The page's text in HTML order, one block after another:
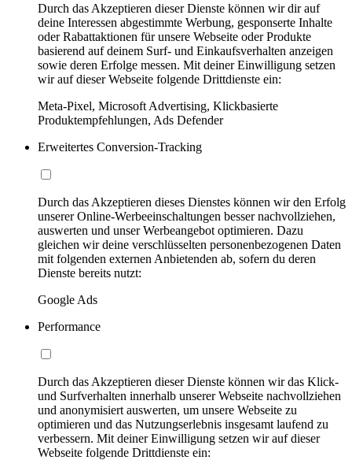
Durch das Akzeptieren dieser Dienste können wir dir auf
deine Interessen abgestimmte Werbung, gesponserte Inhalte
oder Rabattaktionen für unsere Webseite oder Produkte
basierend auf deinem Surf- und Einkaufsverhalten anzeigen
sowie deren Erfolge messen. Mit deiner Einwilligung setzen
wir auf dieser Webseite folgende Drittdienste ein:
Meta-Pixel, Microsoft Advertising, Klickbasierte
Produktempfehlungen, Ads Defender
Erweitertes Conversion-Tracking
Durch das Akzeptieren dieses Dienstes können wir den Erfolg
unserer Online-Werbeeinschaltungen besser nachvollziehen,
auswerten und unser Werbeangebot optimieren. Dazu
gleichen wir deine verschlüsselten personenbezogenen Daten
mit folgenden externen Anbietenden ab, sofern du deren
Dienste bereits nutzt:
Google Ads
Performance
Durch das Akzeptieren dieser Dienste können wir das Klick-
und Surfverhalten innerhalb unserer Webseite nachvollziehen
und anonymisiert auswerten, um unsere Webseite zu
optimieren und das Nutzungserlebnis insgesamt laufend zu
verbessern. Mit deiner Einwilligung setzen wir auf dieser
Webseite folgende Drittdienste ein: